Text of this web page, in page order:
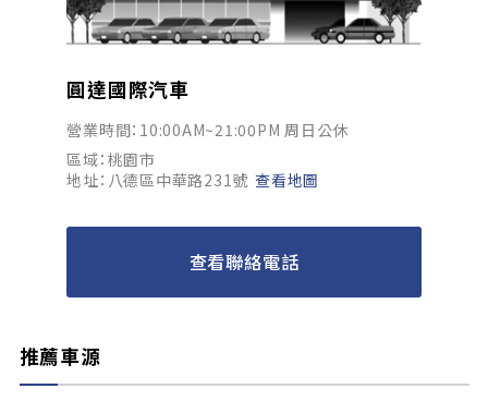
圓達國際汽車
營業時間：10:00AM~21:00PM 周日公休
區域：桃園市
地址：八德區中華路231號 查看地圖
查看聯絡電話
推薦車源